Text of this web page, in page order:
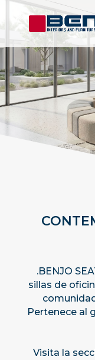
.BENJO
sillas de
Pertenece al
Visita la